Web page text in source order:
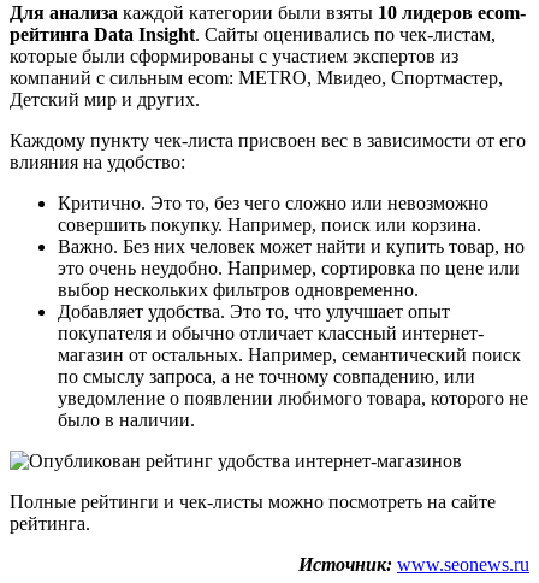
Для анализа каждой категории были взяты 10 лидеров ecom-
рейтинга Data Insight. Сайты оценивались по чек-листам,
которые были сформированы с участием экспертов из
компаний с сильным ecom: METRO, Мвидео, Спортмастер,
Детский мир и других.
Каждому пункту чек-листа присвоен вес в зависимости от его
влияния на удобство:
Критично. Это то, без чего сложно или невозможно
совершить покупку. Например, поиск или корзина.
Важно. Без них человек может найти и купить товар, но
это очень неудобно. Например, сортировка по цене или
выбор нескольких фильтров одновременно.
Добавляет удобства. Это то, что улучшает опыт
покупателя и обычно отличает классный интернет-
магазин от остальных. Например, семантический поиск
по смыслу запроса, а не точному совпадению, или
уведомление о появлении любимого товара, которого не
было в наличии.
Полные рейтинги и чек-листы можно посмотреть на сайте
рейтинга.
Источник: www.seonews.ru